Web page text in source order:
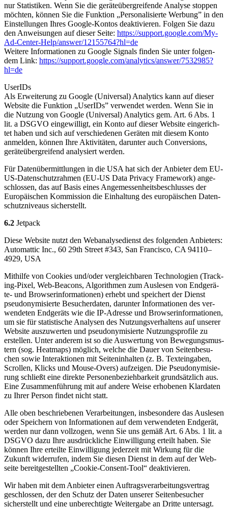
nur Sta­tis­ti­ken. Wenn Sie die gerä­te­über­grei­fen­de Ana­ly­se stop­pen
möch­ten, kön­nen Sie die Funk­ti­on „Per­so­na­li­sier­te Wer­bung” in den
Ein­stel­lun­gen Ihres Goog­le-Kon­tos deak­ti­vie­ren. Fol­gen Sie dazu
den Anwei­sun­gen auf die­ser Sei­te: https://​sup​port​.goog​le​.com/My-
Ad-Cen­ter-Help/answer/12155764?hl=de
Wei­te­re Infor­ma­tio­nen zu Goog­le Signals fin­den Sie unter fol­gen­
dem Link: https://​sup​port​.goog​le​.com/analytics/answer/7532985?
hl=de
User­IDs
Als Erwei­te­rung zu Goog­le (Uni­ver­sal) Ana­ly­tics kann auf die­ser
Web­site die Funk­ti­on „User­IDs” ver­wen­det wer­den. Wenn Sie in
die Nut­zung von Goog­le (Uni­ver­sal) Ana­ly­tics gem. Art. 6 Abs. 1
lit. a DSGVO ein­ge­wil­ligt, ein Kon­to auf die­ser Web­site ein­ge­rich­
tet haben und sich auf ver­schie­de­nen Gerä­ten mit die­sem Kon­to
anmel­den, kön­nen Ihre Akti­vi­tä­ten, dar­un­ter auch Con­ver­si­ons,
gerä­te­über­grei­fend ana­ly­siert wer­den.
Für Daten­über­mitt­lun­gen in die USA hat sich der Anbie­ter dem EU-
US-Daten­schutz­rah­men (EU-US Data Pri­va­cy Frame­work) ange­
schlos­sen, das auf Basis eines Ange­mes­sen­heits­be­schlus­ses der
Euro­päi­schen Kom­mis­si­on die Ein­hal­tung des euro­päi­schen Daten­
schutz­ni­veaus sicher­stellt.
6.2 Jet­pack
Die­se Web­site nutzt den Web­ana­ly­se­dienst des fol­gen­den Anbie­ters:
Auto­mat­tic Inc., 60 29th Street #343, San Fran­cis­co, CA 94110–
4929, USA
Mit­hil­fe von Coo­kies und/oder ver­gleich­ba­ren Tech­no­lo­gien (Track­
ing-Pixel, Web-Bea­cons, Algo­rith­men zum Aus­le­sen von End­ge­rä­
te- und Brow­ser­in­for­ma­tio­nen) erhebt und spei­chert der Dienst
pseud­ony­mi­sier­te Besu­cher­da­ten, dar­un­ter Infor­ma­tio­nen des ver­
wen­de­ten End­ge­räts wie die IP-Adres­se und Brow­ser­in­for­ma­tio­nen,
um sie für sta­tis­ti­sche Ana­ly­sen des Nut­zungs­ver­hal­tens auf unse­rer
Web­site aus­zu­wer­ten und pseud­ony­mi­sier­te Nut­zungs­pro­fi­le zu
erstel­len. Unter ande­rem ist so die Aus­wer­tung von Bewe­gungs­mus­
tern (sog. Heat­maps) mög­lich, wel­che die Dau­er von Sei­ten­be­su­
chen sowie Inter­ak­tio­nen mit Sei­ten­in­hal­ten (z. B. Text­ein­ga­ben,
Scrol­len, Klicks und Mou­se-Overs) auf­zei­gen. Die Pseud­ony­mi­sie­
rung schließt eine direk­te Per­so­nen­be­zieh­bar­keit grund­sätz­lich aus.
Eine Zusam­men­füh­rung mit auf ande­re Wei­se erho­be­nen Klar­da­ten
zu Ihrer Per­son fin­det nicht statt.
Alle oben beschrie­be­nen Ver­ar­bei­tun­gen, ins­be­son­de­re das Aus­le­sen
oder Spei­chern von Infor­ma­tio­nen auf dem ver­wen­de­ten End­ge­rät,
wer­den nur dann voll­zo­gen, wenn Sie uns gemäß Art. 6 Abs. 1 lit. a
DSGVO dazu Ihre aus­drück­li­che Ein­wil­li­gung erteilt haben. Sie
kön­nen Ihre erteil­te Ein­wil­li­gung jeder­zeit mit Wir­kung für die
Zukunft wider­ru­fen, indem Sie die­sen Dienst in dem auf der Web­
sei­te bereit­ge­stell­ten „Coo­kie-Con­sent-Tool“ deak­ti­vie­ren.
Wir haben mit dem Anbie­ter einen Auf­trags­ver­ar­bei­tungs­ver­trag
geschlos­sen, der den Schutz der Daten unse­rer Sei­ten­be­su­cher
sicher­stellt und eine unbe­rech­tig­te Wei­ter­ga­be an Drit­te unter­sagt.